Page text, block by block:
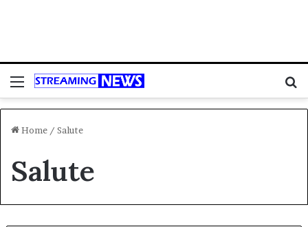
Menu
Home / Salute
Salute